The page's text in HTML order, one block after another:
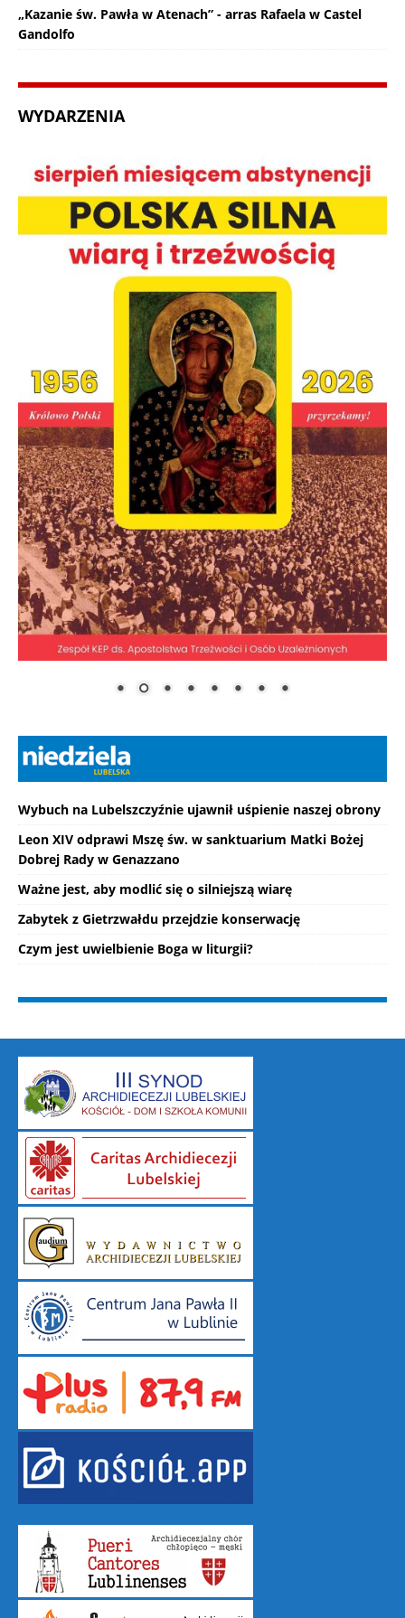
„Kazanie św. Pawła w Atenach” - arras Rafaela w Castel
Gandolfo
WYDARZENIA
Wybuch na Lubelszczyźnie ujawnił uśpienie naszej obrony
Leon XIV odprawi Mszę św. w sanktuarium Matki Bożej
Dobrej Rady w Genazzano
Ważne jest, aby modlić się o silniejszą wiarę
Zabytek z Gietrzwałdu przejdzie konserwację
Czym jest uwielbienie Boga w liturgii?